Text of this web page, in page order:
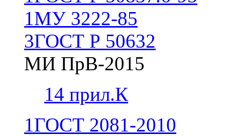
1МУ 3222-85
3ГОСТ Р 50632
МИ ПрВ-2015
14 прил.К
1ГОСТ 2081-2010